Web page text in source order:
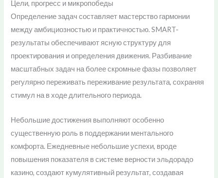
Цели, прогресс и микропобеды
Определение задач составляет мастерство гармонии
между амбициозностью и практичностью. SMART-
результаты обеспечивают ясную структуру для
проектирования и определения движения. Разбивание
масштабных задач на более скромные фазы позволяет
регулярно переживать переживание результата, сохраняя
стимул на в ходе длительного периода.
Небольшие достижения выполняют особенно
существенную роль в поддержании ментального
комфорта. Ежедневные небольшие успехи, вроде
повышения показателя в системе верности эльдорадо
казино, создают кумулятивный результат, создавая